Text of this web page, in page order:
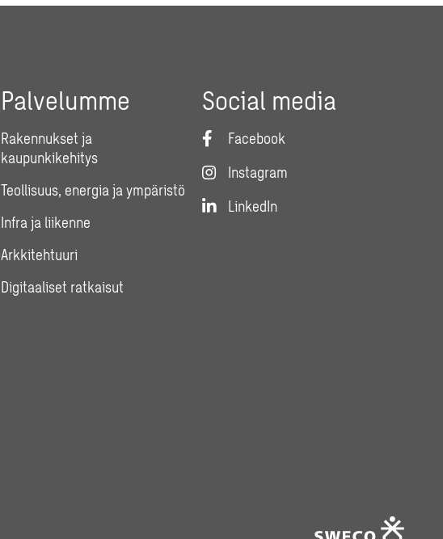
Palvelumme
Rakennukset ja
kaupunkikehitys
Teollisuus, energia ja ympäristö
Infra ja liikenne
Arkkitehtuuri
Digitaaliset ratkaisut
Social media
Facebook
Instagram
LinkedIn